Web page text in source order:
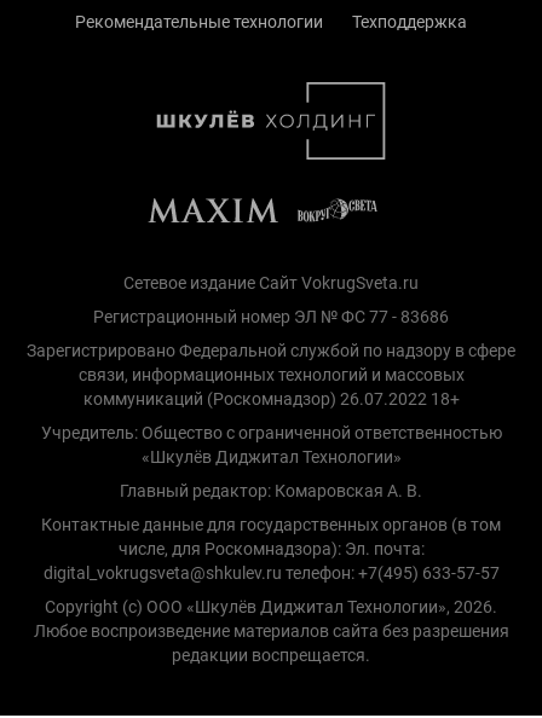
Рекомендательные технологии
Техподдержка
Сетевое издание Сайт VokrugSveta.ru
Регистрационный номер ЭЛ № ФС 77 - 83686
Зарегистрировано Федеральной службой по надзору в сфере
связи, информационных технологий и массовых
коммуникаций (Роскомнадзор) 26.07.2022 18+
Учредитель: Общество с ограниченной ответственностью
«Шкулёв Диджитал Технологии»
Главный редактор: Комаровская А. В.
Контактные данные для государственных органов (в том
числе, для Роскомнадзора): Эл. почта:
digital_vokrugsveta@shkulev.ru телефон: +7(495) 633-57-57
Copyright (с) ООО «Шкулёв Диджитал Технологии», 2026.
Любое воспроизведение материалов сайта без разрешения
редакции воспрещается.